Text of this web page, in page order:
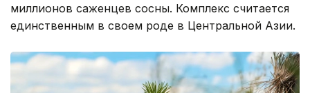
миллионов саженцев сосны. Комплекс считается
единственным в своем роде в Центральной Азии.